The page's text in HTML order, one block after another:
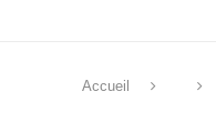
Accueil